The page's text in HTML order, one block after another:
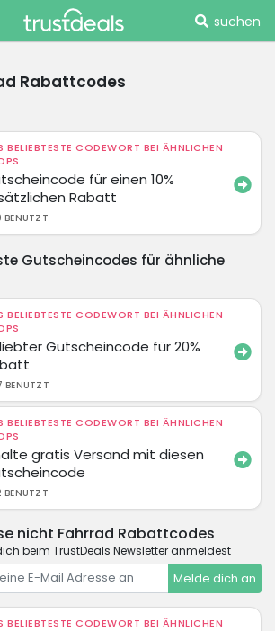
suchen
Rabattcodes
BELIEBTESTE CODEWORT BEI ÄHNLICHEN
für einen 10%
Rabatt
Gutscheincodes für ähnliche
BELIEBTESTE CODEWORT BEI ÄHNLICHEN
Gutscheincode für 20%
BENUTZT
BELIEBTESTE CODEWORT BEI ÄHNLICHEN
gratis Versand mit diesen
nicht Fahrrad Rabattcodes
beim TrustDeals Newsletter anmeldest
Melde dich an
BELIEBTESTE CODEWORT BEI ÄHNLICHEN